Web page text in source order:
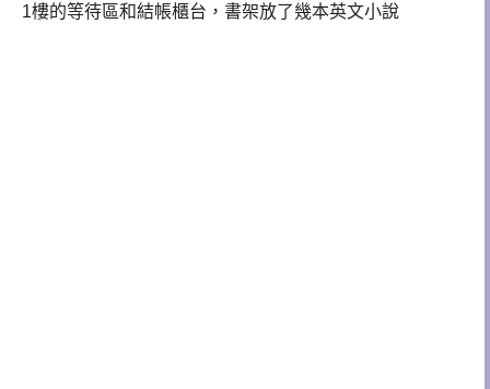
1樓的等待區和結帳櫃台，書架放了幾本英文小說